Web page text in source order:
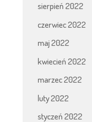
sierpień 2022
czerwiec 2022
maj 2022
kwiecień 2022
marzec 2022
luty 2022
styczeń 2022